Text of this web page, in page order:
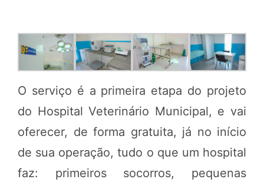
O serviço é a primeira etapa do projeto
do Hospital Veterinário Municipal, e vai
oferecer, de forma gratuita, já no início
de sua operação, tudo o que um hospital
faz: primeiros socorros, pequenas